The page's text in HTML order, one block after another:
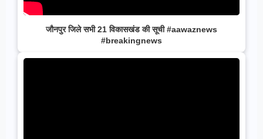
जौनपुर जिले सभी 21 विकासखंड की सूची #aawaznews
#breakingnews